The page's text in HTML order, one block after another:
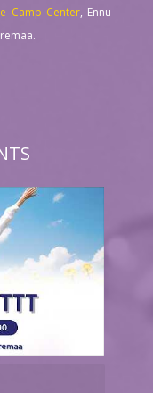
Camp Center, Ennu-